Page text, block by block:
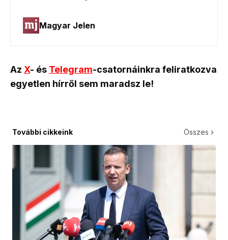
Az X- és Telegram-csatornáinkra feliratkozva
egyetlen hírről sem maradsz le!
További cikkeink Összes